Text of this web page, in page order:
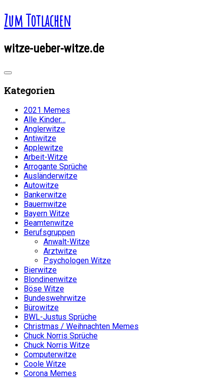
Zum Totlachen
witze-ueber-witze.de
Kategorien
2021 Memes
Alle Kinder…
Anglerwitze
Antiwitze
Applewitze
Arbeit-Witze
Arrogante Sprüche
Ausländerwitze
Autowitze
Bankerwitze
Bauernwitze
Bayern Witze
Beamtenwitze
Berufsgruppen
Anwalt-Witze
Arztwitze
Psychologen Witze
Bierwitze
Blondinenwitze
Böse Witze
Bundeswehrwitze
Bürowitze
BWL-Justus Sprüche
Christmas / Weihnachten Memes
Chuck Norris Sprüche
Chuck Norris Witze
Computerwitze
Coole Witze
Corona Memes